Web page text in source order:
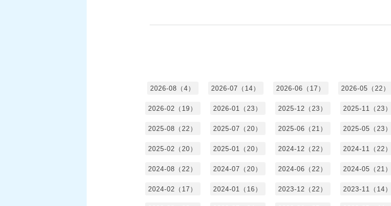
2026-08（4） 2026-07（14） 2026-06（17） 2026-05（22）
2026-02（19） 2026-01（23） 2025-12（23） 2025-11（23）
2025-08（22） 2025-07（20） 2025-06（21） 2025-05（23）
2025-02（20） 2025-01（20） 2024-12（22） 2024-11（22）
2024-08（22） 2024-07（20） 2024-06（22） 2024-05（21）
2024-02（17） 2024-01（16） 2023-12（22） 2023-11（14）